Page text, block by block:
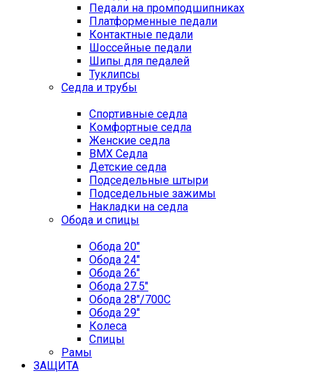
Педали на промподшипниках
Платформенные педали
Контактные педали
Шоссейные педали
Шипы для педалей
Туклипсы
Седла и трубы
Спортивные седла
Комфортные седла
Женские седла
BMX Седла
Детские седла
Подседельные штыри
Подседельные зажимы
Накладки на седла
Обода и спицы
Обода 20"
Обода 24"
Обода 26"
Обода 27.5"
Обода 28"/700C
Обода 29"
Колеса
Спицы
Рамы
ЗАЩИТА